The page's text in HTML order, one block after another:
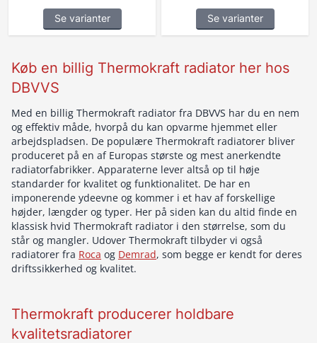
Se varianter Se varianter
Køb en billig Thermokraft radiator her hos
DBVVS
Med en billig Thermokraft radiator fra DBVVS har du en nem
og effektiv måde, hvorpå du kan opvarme hjemmet eller
arbejdspladsen. De populære Thermokraft radiatorer bliver
produceret på en af Europas største og mest anerkendte
radiatorfabrikker. Apparaterne lever altså op til høje
standarder for kvalitet og funktionalitet. De har en
imponerende ydeevne og kommer i et hav af forskellige
højder, længder og typer. Her på siden kan du altid finde en
klassisk hvid Thermokraft radiator i den størrelse, som du
står og mangler. Udover Thermokraft tilbyder vi også
radiatorer fra Roca og Demrad, som begge er kendt for deres
driftssikkerhed og kvalitet.
Thermokraft producerer holdbare
kvalitetsradiatorer